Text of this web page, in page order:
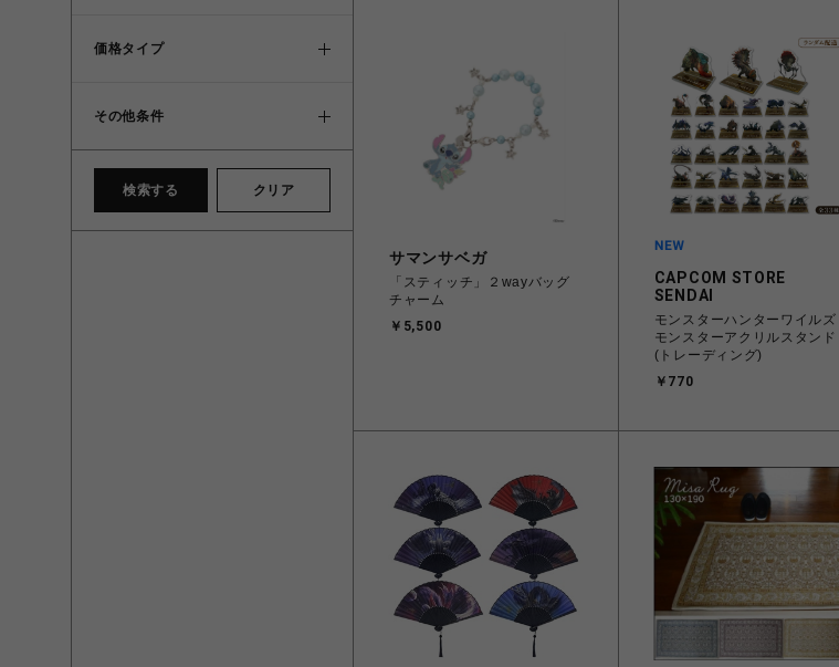
価格タイプ
その他条件
検索する クリア
サマンサベガ
「スティッチ」２wayバッグ
チャーム
￥5,500
CAPCOM STORE
SENDAI
モンスターハンターワイルズ
モンスターアクリルスタンド
(トレーディング)
￥770